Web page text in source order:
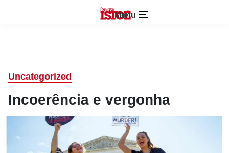
Menu
Uncategorized
Incoerência e vergonha